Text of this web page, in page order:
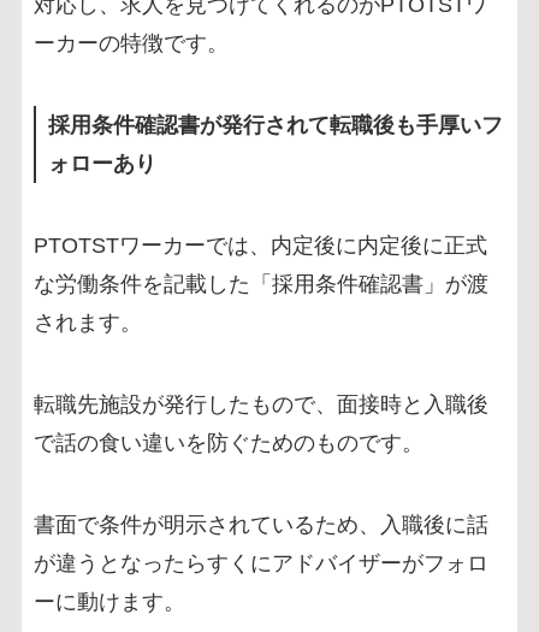
対応し、求人を見つけてくれるのがPTOTSTワ
ーカーの特徴です。
採用条件確認書が発行されて転職後も手厚いフ
ォローあり
PTOTSTワーカーでは、内定後に内定後に正式
な労働条件を記載した「採用条件確認書」が渡
されます。
転職先施設が発行したもので、面接時と入職後
で話の食い違いを防ぐためのものです。
書面で条件が明示されているため、入職後に話
が違うとなったらすくにアドバイザーがフォロ
ーに動けます。